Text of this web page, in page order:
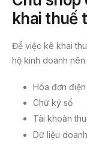
khai thuế
Để việc kê khai
hộ kinh doanh nên
Hóa đơn
Chữ ký số
Tài khoản
Dữ liệu